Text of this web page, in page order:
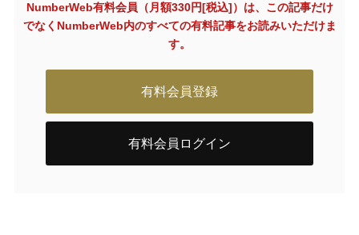
NumberWeb有料会員（月額330円[税込]）は、この記事だけ
でなく NumberWeb内のすべての有料記事をお読みいただけま
す。
有料会員登録
有料会員ログイン